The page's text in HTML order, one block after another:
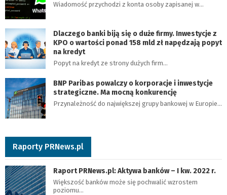
Wiadomość przychodzi z konta osoby zapisanej w…
Dlaczego banki biją się o duże firmy. Inwestycje z
KPO o wartości ponad 158 mld zł napędzają popyt
na kredyt
Popyt na kredyt ze strony dużych firm…
BNP Paribas powalczy o korporacje i inwestycje
strategiczne. Ma mocną konkurencję
Przynależność do największej grupy bankowej w Europie…
Raporty PRNews.pl
Raport PRNews.pl: Aktywa banków – I kw. 2022 r.
Większość banków może się pochwalić wzrostem
poziomu…